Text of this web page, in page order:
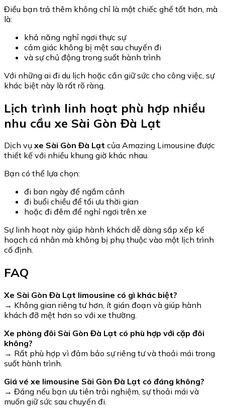
Điều bạn trả thêm không chỉ là một chiếc ghế tốt hơn, mà
là:
khả năng nghỉ ngơi thực sự
cảm giác không bị mệt sau chuyến đi
và sự chủ động trong suốt hành trình
Với những ai đi du lịch hoặc cần giữ sức cho công việc, sự
khác biệt này là rất rõ ràng.
Lịch trình linh hoạt phù hợp nhiều
nhu cầu xe Sài Gòn Đà Lạt
Dịch vụ xe Sài Gòn Đà Lạt của Amazing Limousine được
thiết kế với nhiều khung giờ khác nhau.
Bạn có thể lựa chọn:
đi ban ngày để ngắm cảnh
đi buổi chiều để tối ưu thời gian
hoặc đi đêm để nghỉ ngơi trên xe
Sự linh hoạt này giúp hành khách dễ dàng sắp xếp kế
hoạch cá nhân mà không bị phụ thuộc vào một lịch trình
cố định.
FAQ
Xe Sài Gòn Đà Lạt limousine có gì khác biệt?
→ Không gian riêng tư hơn, ít gián đoạn và giúp hành
khách đỡ mệt hơn so với xe thường.
Xe phòng đôi Sài Gòn Đà Lạt có phù hợp với cặp đôi
không?
→ Rất phù hợp vì đảm bảo sự riêng tư và thoải mái trong
suốt hành trình.
Giá vé xe limousine Sài Gòn Đà Lạt có đáng không?
→ Đáng nếu bạn ưu tiên trải nghiệm, sự thoải mái và
muốn giữ sức sau chuyến đi.